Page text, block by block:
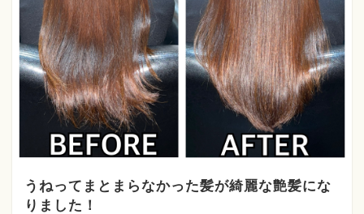
うねってまとまらなかった髪が綺麗な艶髪にな
りました！